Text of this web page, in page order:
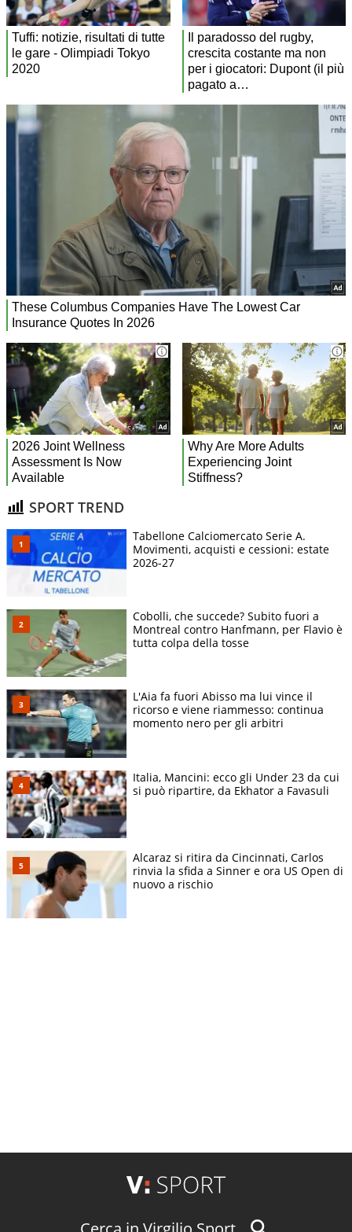
SPORT TREND
Tabellone Calciomercato Serie A.
Movimenti, acquisti e cessioni: estate
2026-27
Cobolli, che succede? Subito fuori a
Montreal contro Hanfmann, per Flavio è
tutta colpa della tosse
L'Aia fa fuori Abisso ma lui vince il
ricorso e viene riammesso: continua
momento nero per gli arbitri
Italia, Mancini: ecco gli Under 23 da cui
si può ripartire, da Ekhator a Favasuli
Alcaraz si ritira da Cincinnati, Carlos
rinvia la sfida a Sinner e ora US Open di
nuovo a rischio